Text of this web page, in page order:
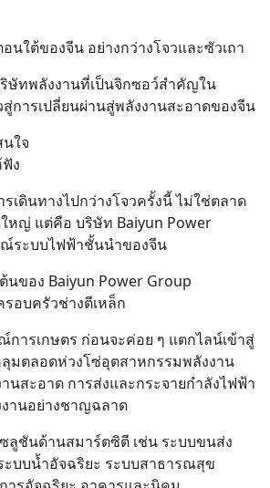
นใต้ของจีน อย่างกว่างโจวและซัวเถา
ษัทพลังงานที่เป็นจิกซอว์สำคัญใน
การเปลี่ยนผ่านสู่พลังงานสะอาดของจีน
ใจ
ง
เดินทางไปกว่างโจวครั้งนี้ ไม่ใช่ตลาด
หญ่ แต่คือ บริษัท Baiyun Power
ระบบไฟฟ้าชั้นนำของจีน
นของ Baiyun Power Group
อบครัวช่างตีเหล็ก
ารเกษตร ก่อนจะค่อย ๆ แตกไลน์เข้าสู่
มตลอดห่วงโซ่อุตสาหกรรมพลังงาน
นสะอาด การส่งและกระจายกำลังไฟฟ้า
านอย่างชาญฉลาด
ลูชันด้านสมาร์ตซิตี เช่น ระบบขนส่ง
ะบบน้ำอัจฉริยะ ระบบสาธารณสุข